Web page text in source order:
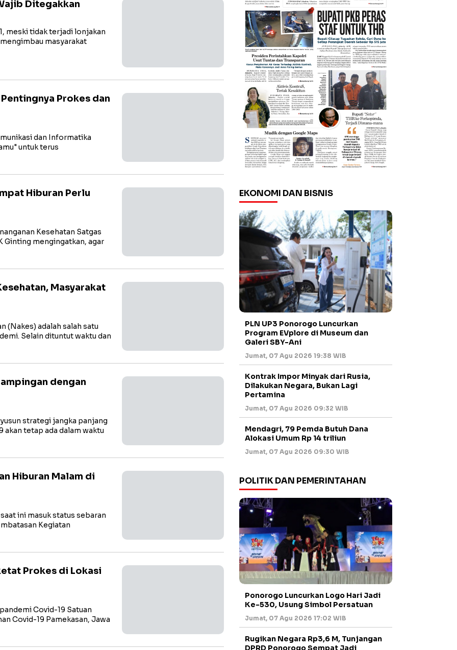
Ditegakkan
meski tidak terjadi lonjakan
masyarakat
Prokes dan
dan Informatika
untuk terus
Hiburan Perlu
Kesehatan Satgas
Ginting mengingatkan, agar
Masyarakat
(Nakes) adalah salah satu
Selain dituntut waktu dan
dengan
strategi jangka panjang
tetap ada dalam waktu
Hiburan Malam di
ini masuk status sebaran
Kegiatan
Prokes di Lokasi
Covid-19 Satuan
Covid-19 Pamekasan, Jawa
EKONOMI DAN BISNIS
PLN UP3 Ponorogo Luncurkan
Program EVplore di Museum dan
Galeri SBY-Ani
Jumat, 07 Agu 2026 19:38 WIB
Kontrak Impor Minyak dari Rusia,
Dilakukan Negara, Bukan Lagi
Pertamina
Jumat, 07 Agu 2026 09:32 WIB
Mendagri, 79 Pemda Butuh Dana
Alokasi Umum Rp 14 triliun
Jumat, 07 Agu 2026 09:30 WIB
POLITIK DAN PEMERINTAHAN
Ponorogo Luncurkan Logo Hari Jadi
Ke-530, Usung Simbol Persatuan
Jumat, 07 Agu 2026 17:02 WIB
Rugikan Negara Rp3,6 M, Tunjangan
DPRD Ponorogo Sempat Jadi